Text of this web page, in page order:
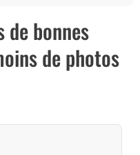
bonnes
de photos